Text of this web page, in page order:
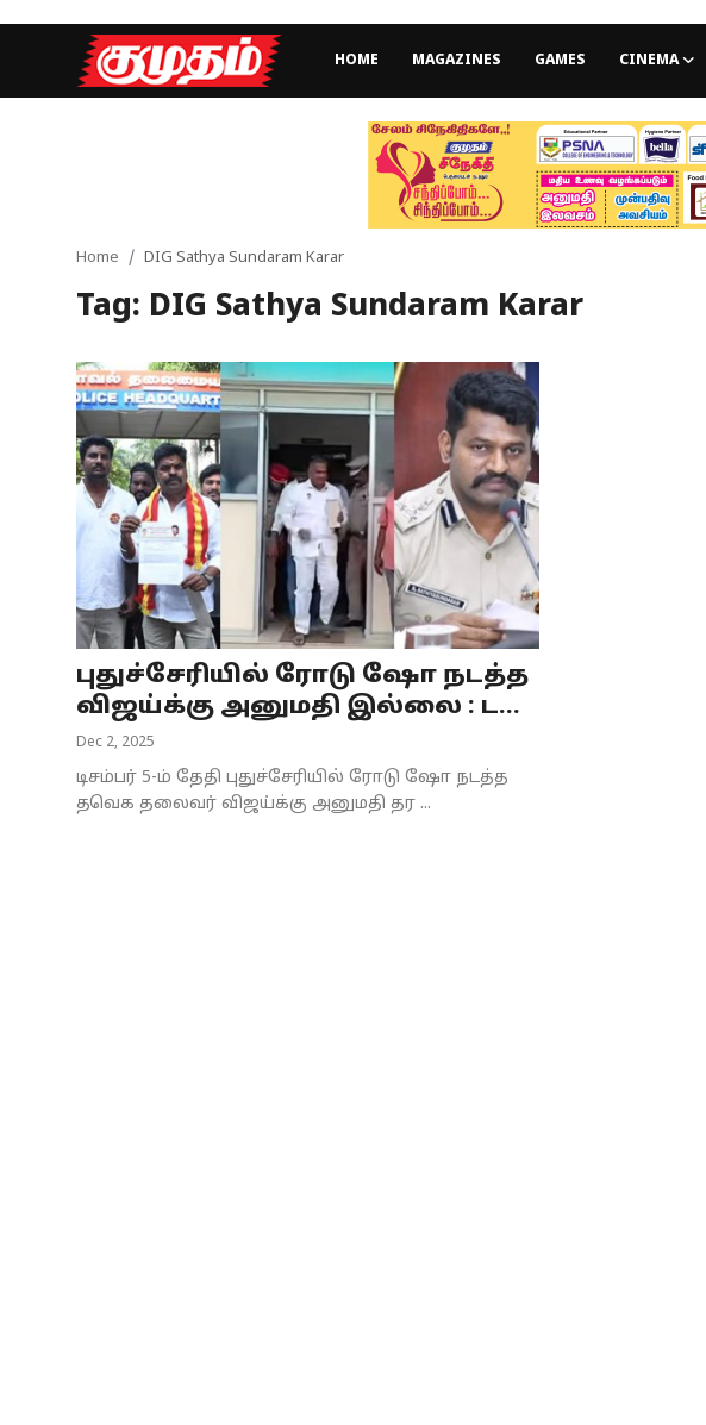
HOME MAGAZINES GAMES CINEMA
Games
Videos
Health
Special Story
Tamilnadu
Home DIG Sathya Sundaram Karar
Tag: DIG Sathya Sundaram Karar
புதுச்சேரியில் ரோடு ஷோ நடத்த
விஜய்க்கு அனுமதி இல்லை : ட...
Dec 2, 2025
டிசம்பர் 5-ம் தேதி புதுச்சேரியில் ரோடு ஷோ நடத்த
தவெக தலைவர் விஜய்க்கு அனுமதி தர ...